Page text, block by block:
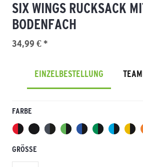
SIX WINGS RUCKSACK
BODENFACH
34,99 € *
EINZELBESTELLUNG
FARBE
GRÖSSE